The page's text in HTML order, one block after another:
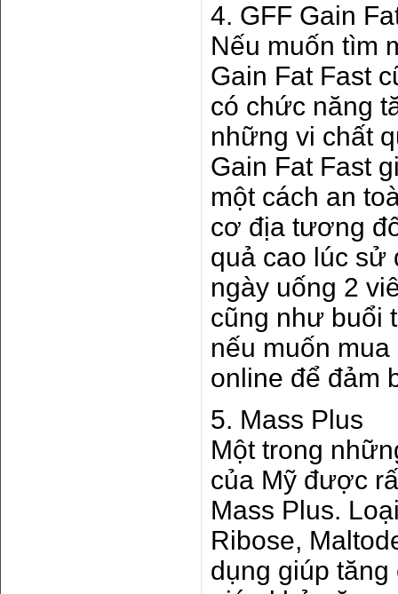
4. GFF Gain
Nếu muốn tìm
Gain Fat Fast
có chức năng
những vi chất
Gain Fat Fast
một cách an
cơ địa tương
quả cao lúc sử
ngày uống 2
cũng như buổi
nếu muốn
online để đảm
5. Mass Plus
Một trong
của Mỹ được
Mass Plus.
Ribose,
dụng giúp